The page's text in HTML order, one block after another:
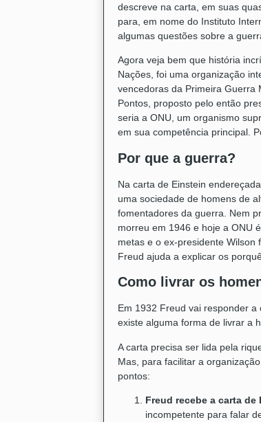
descreve na carta, em suas
para, em nome do Instituto
algumas questões sobre a
Agora veja bem que história
Nações, foi uma organização
vencedoras da Primeira Guerra
Pontos, proposto pelo então
seria a ONU, um organismo
em sua competência principal.
Por que a guerra?
Na carta de Einstein
uma sociedade de homens de
fomentadores da guerra. Nem
morreu em 1946 e hoje a ONU
metas e o ex-presidente Wilson
Freud ajuda a explicar os
Como livrar os
Em 1932 Freud vai responder a
existe alguma forma de livrar a
A carta precisa ser lida pela
Mas, para facilitar a
pontos:
Freud recebe a carta de
incompetente para falar